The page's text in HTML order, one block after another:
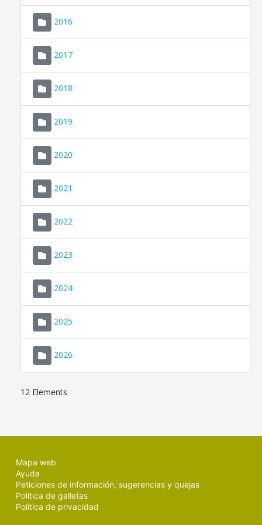
2016
2017
2018
2019
2020
2021
2022
2023
2024
2025
2026
12 Elements
Mapa web
Ayuda
Peticiones de información, sugerencias y quejas
Política de galletas
Política de privacidad